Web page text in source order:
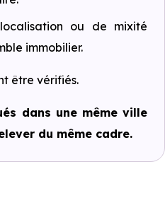
ou de mixité
immobilier.
être vérifiés.
dans une même ville
du même cadre.